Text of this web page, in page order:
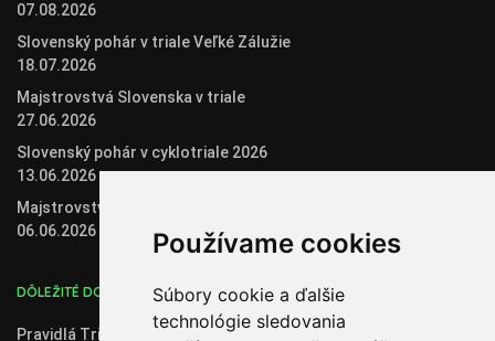
Používame cookies
Súbory cookie a ďalšie
technológie sledovania
07.08.2026
Slovenský pohár v triale Veľké Zálužie
18.07.2026
Majstrovstvá Slovenska v triale
27.06.2026
Slovenský pohár v cyklotriale 2026
13.06.2026
Majstrovstvá Slovenska v biketriale
06.06.2026
DÔLEŽITÉ DOKUMENTY
Pravidlá Trial 2020